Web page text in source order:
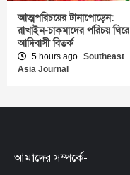
আত্মপরিচয়ের টানাপোড়েন:
রাখাইন-চাকমাদের পরিচয় ঘিরে
আদিবাসী বিতর্ক
5 hours ago Southeast
Asia Journal
আমাদের সম্পর্কে-